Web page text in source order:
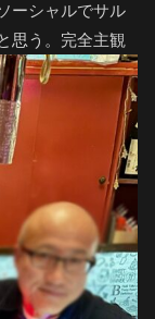
ーシャルでサル
思う。完全主観